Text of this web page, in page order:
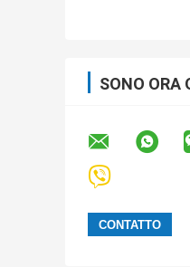
SONO ORA